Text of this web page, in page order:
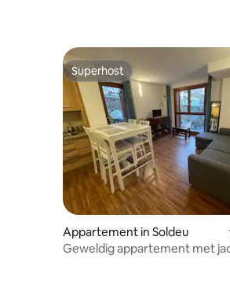
Superhost
Superhost
Appartement in Soldeu
Geweldig appartement met